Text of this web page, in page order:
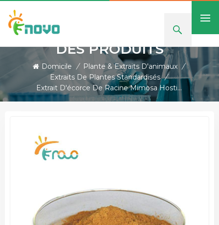
DES PRODUITS
Domicile / Plante & Extraits D'animaux /
Extraits De Plantes Standardisés /
Extrait D'écorce De Racine Mimosa Hostilis